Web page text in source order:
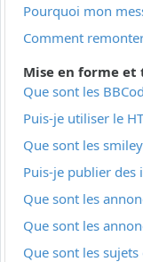
Pourquoi mon
Comment
Mise en forme et
Que sont les
Puis-je utiliser le
Que sont les
Puis-je publier des
Que sont les
Que sont les
Que sont les sujets